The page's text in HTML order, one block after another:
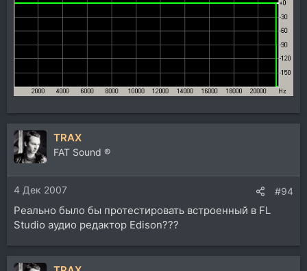
TRAX
FAT Sound ®
4 Дек 2007 #94
Реально было бы протестировать встроенный в FL
Studio аудио редактор Edison???